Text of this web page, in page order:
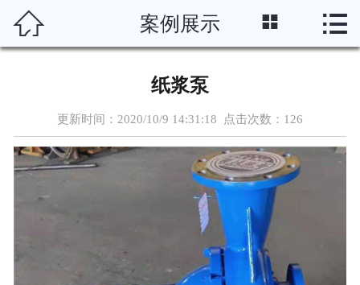
 首页
新闻资讯
案例展示
制作流程
资质荣誉
 案例展示  
纸浆泵
更新时间：2020/10/9 14:31:18 点击次数： 126